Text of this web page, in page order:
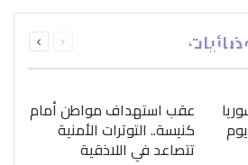
الصفحةالصفحة
الدولي..
تؤكد
نهج متكامل
المخدرات
عقب استهداف مواطن أمام
كنيسة.. التوترات الأمنية
تتصاعد في اللاذقية